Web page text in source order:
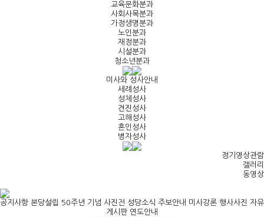
교육문화분과
사회사목분과
가정생명분과
노인분과
재정분과
시설분과
청소년분과
미사와 성사안내
세례성사
성체성사
견진성사
고해성사
혼인성사
병자성사
정기영상관람
갤러리
동영상
공지사항 본당설립 50주년 기념 사진전 성당소식 주보안내 미사강론 행사사진 자유
게시판 연도안내